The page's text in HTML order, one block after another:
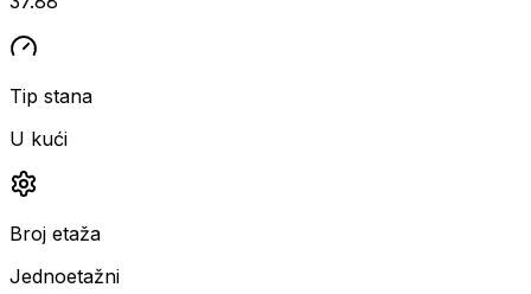
Tip stana
U kući
Broj etaža
Jednoetažni